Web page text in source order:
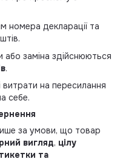
номера декларації та
або заміна здійснюються
.
на пересилання
себе.
за умови, що товар
вигляд, цілу
та